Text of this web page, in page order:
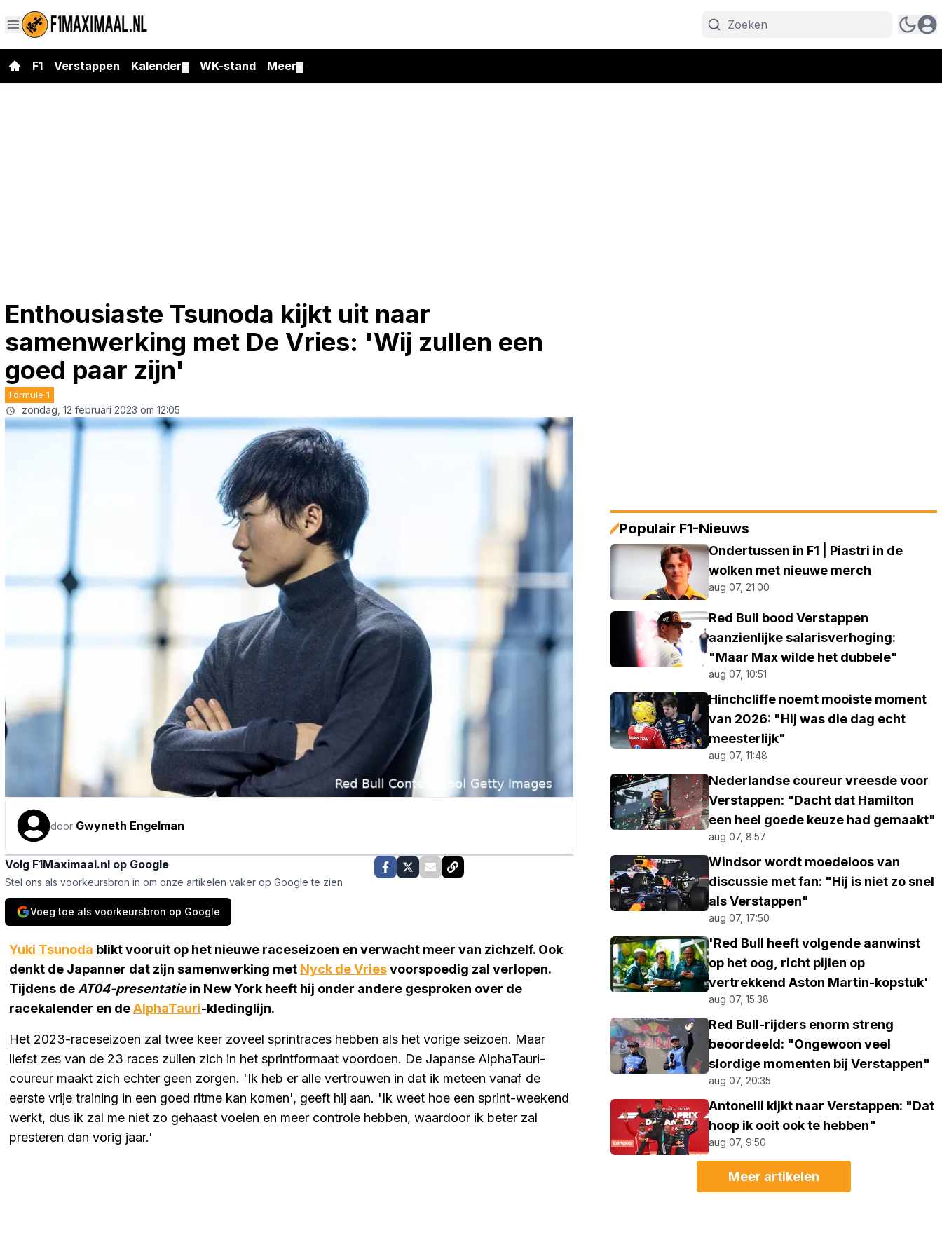
F1 Verstappen Kalender WK-stand Meer
Enthousiaste Tsunoda kijkt uit naar
samenwerking met De Vries: 'Wij zullen een
goed paar zijn'
Formule 1
zondag, 12 februari 2023 om 12:05
door Gwyneth Engelman
Volg F1Maximaal.nl op Google
Stel ons als voorkeursbron in om onze artikelen vaker op Google te zien
Voeg toe als voorkeursbron op Google
Yuki Tsunoda blikt vooruit op het nieuwe raceseizoen en verwacht meer van zichzelf. Ook
denkt de Japanner dat zijn samenwerking met Nyck de Vriesvoorspoedig zal verlopen.
Tijdens de AT04-presentatiein New York heeft hij onder andere gesproken over de
racekalender en deAlphaTauri-kledinglijn.
Het 2023-raceseizoen zal twee keer zoveel sprintraces hebben als het vorige seizoen. Maar
liefst zes van de 23 races zullen zich in het sprintformaat voordoen. De Japanse AlphaTauri-
coureur maakt zich echter geen zorgen. 'Ik heb er alle vertrouwen in dat ik meteen vanaf de
eerste vrije training in een goed ritme kan komen', geeft hij aan. 'Ik weet hoe een sprint-weekend
werkt, dus ik zal me niet zo gehaast voelen en meer controle hebben, waardoor ik beter zal
presteren dan vorig jaar.'
Populair F1-Nieuws
Ondertussen in F1 | Piastri in de
wolken met nieuwe merch
aug 07, 21:00
Red Bull bood Verstappen
aanzienlijke salarisverhoging:
"Maar Max wilde het dubbele"
aug 07, 10:51
Hinchcliffe noemt mooiste moment
van 2026: "Hij was die dag echt
meesterlijk"
aug 07, 11:48
Nederlandse coureur vreesde voor
Verstappen: "Dacht dat Hamilton
een heel goede keuze had gemaakt"
aug 07, 8:57
Windsor wordt moedeloos van
discussie met fan: "Hij is niet zo snel
als Verstappen"
aug 07, 17:50
'Red Bull heeft volgende aanwinst
op het oog, richt pijlen op
vertrekkend Aston Martin-kopstuk'
aug 07, 15:38
Red Bull-rijders enorm streng
beoordeeld: "Ongewoon veel
slordige momenten bij Verstappen"
aug 07, 20:35
Antonelli kijkt naar Verstappen: "Dat
hoop ik ooit ook te hebben"
aug 07, 9:50
Meer artikelen